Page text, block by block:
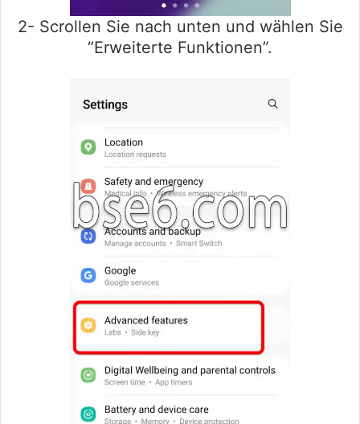
2- Scrollen Sie nach unten und wählen Sie
“Erweiterte Funktionen”.